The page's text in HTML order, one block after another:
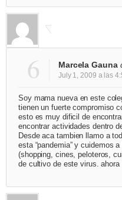
6 Marcela Gauna
July 1, 2009 a las
Soy mama nueva en este
tienen un fuerte compromiso
esto es muy dificil de
encontrar actividades dentro
Desde aca tambien llamo a
esta “pandemia” y cuidemos
(shopping, cines, peloteros,
de cultivo de este virus.